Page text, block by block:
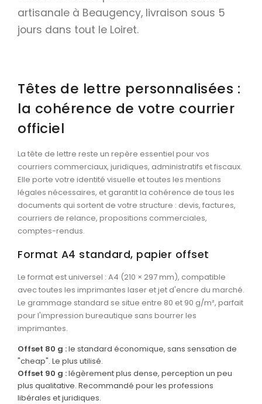
Calendriers bancaires
BUREAUTIQUE
Bloc-notes
Pochettes administratives
Tampons
Liasses
Posters
Abribus
Plans
Bâche
Panneaux
artisanale à Beaugency, livraison sous 5
jours dans tout le Loiret.
Têtes de lettre personnalisées :
la cohérence de votre courrier
officiel
La tête de lettre reste un repère essentiel pour vos
courriers commerciaux, juridiques, administratifs et fiscaux.
Elle porte votre identité visuelle et toutes les mentions
légales nécessaires, et garantit la cohérence de tous les
documents qui sortent de votre structure : devis, factures,
courriers de relance, propositions commerciales,
comptes-rendus.
Format A4 standard, papier offset
Le format est universel : A4 (210 × 297 mm), compatible
avec toutes les imprimantes laser et jet d'encre du marché.
Le grammage standard se situe entre 80 et 90 g/m², parfait
pour l'impression bureautique sans bourrer les
imprimantes.
Offset 80 g :le standard économique, sans sensation de
"cheap". Le plus utilisé.
Offset 90 g :légèrement plus dense, perception un peu
plus qualitative. Recommandé pour les professions
libérales et juridiques.